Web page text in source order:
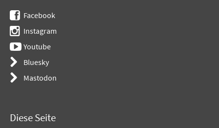
Facebook
Instagram
Youtube
Bluesky
Mastodon
Diese Seite